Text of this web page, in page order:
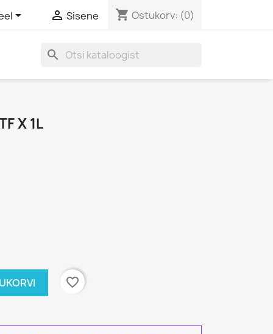
  Sisene shopping_cart Ostukorv: (0)
search
X 1L
favorite_border